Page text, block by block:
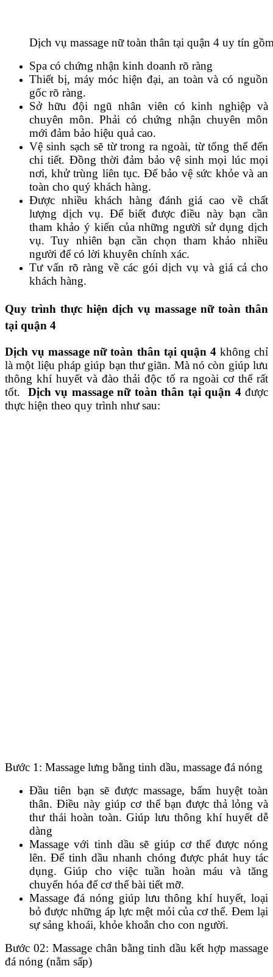
Dịch vụ massage nữ toàn thân tại quận 4 uy tín
Spa có chứng nhận kinh doanh rõ ràng
Thiết bị, máy móc hiện đại, an toàn và có nguồn
gốc rõ ràng.
Sở hữu đội ngũ nhân viên có kinh nghiệp và
chuyên môn. Phải có chứng nhận chuyên môn
mới đảm bảo hiệu quả cao.
Vệ sinh sạch sẽ từ trong ra ngoài, từ tổng thể đến
chi tiết. Đồng thời đảm bảo vệ sinh mọi lúc mọi
nơi, khử trùng liên tục. Để bảo vệ sức khỏe và an
toàn cho quý khách hàng.
Được nhiều khách hàng đánh giá cao về chất
lượng dịch vụ. Để biết được điều này bạn cần
tham khảo ý kiến của những người sử dụng dịch
vụ. Tuy nhiên bạn cần chọn tham khảo nhiều
người để có lời khuyên chính xác.
Tư vấn rõ ràng về các gói dịch vụ và giá cả cho
khách hàng.
Quy trình thực hiện dịch vụ massage nữ toàn thân
tại quận 4
Dịch vụ massage nữ toàn thân tại quận 4không chỉ
là một liệu pháp giúp bạn thư giãn. Mà nó còn giúp lưu
thông khí huyết và đào thải độc tố ra ngoài cơ thể rất
tốt. Dịch vụ massage nữ toàn thân tại quận 4được
thực hiện theo quy trình như sau:
Bước 1: Massage lưng bằng tinh dầu, massage đá nóng
Đầu tiên bạn sẽ được massage, bấm huyệt toàn
thân. Điều này giúp cơ thể bạn được thả lỏng và
thư thái hoàn toàn. Giúp lưu thông khí huyết dễ
dàng
Massage với tinh dầu sẽ giúp cơ thể được nóng
lên. Để tinh dầu nhanh chóng được phát huy tác
dụng. Giúp cho việc tuần hoàn máu và tăng
chuyển hóa để cơ thể bài tiết mỡ.
Massage đá nóng giúp lưu thông khí huyết, loại
bỏ được những áp lực mệt mỏi của cơ thể. Đem lại
sự sảng khoái, khỏe khoắn cho con người.
Bước 02: Massage chân bằng tinh dầu kết hợp massage
đá nóng (nằm sấp)